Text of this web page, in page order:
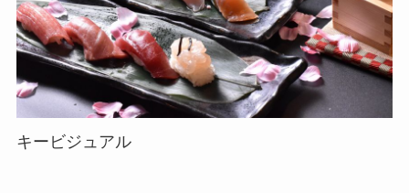
キービジュアル